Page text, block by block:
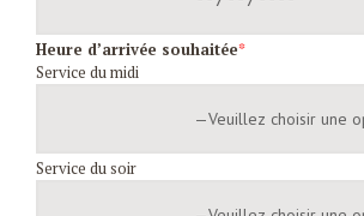
Heure d’arrivée souhaitée*
Service du midi
Service du soir